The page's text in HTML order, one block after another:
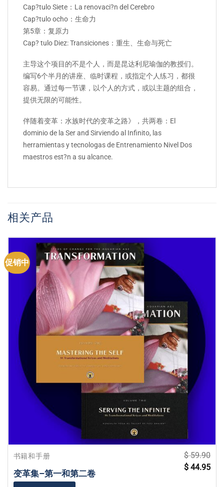
Cap?tulo Siete：La renovaci?n del Cerebro
Cap?tulo ocho：生命力
第5章：复原力
Cap? tulo Diez: Transiciones：重生、生命与死亡
主导这个项目的不是个人，而是昆达利尼瑜伽的教授们。
编写6个半月的讲座、临时课程，或指定个人练习，都很
容易。通过每一节课，以个人的方式，或以主题的组合，
提供无限的可能性。
伴随着变革：水族时代的变革之路》，共两卷：El
dominio de la Ser and Sirviendo al Infinito, las
herramientas y tecnologas de Entrenamiento Nivel Dos
maestros est?n a su alcance.
相关产品
促销中
书籍和手册
变革集–第一和第二卷
$59.90
原
价
$ 44.95当
前